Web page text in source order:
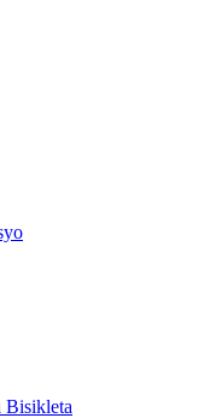
Bisikleta